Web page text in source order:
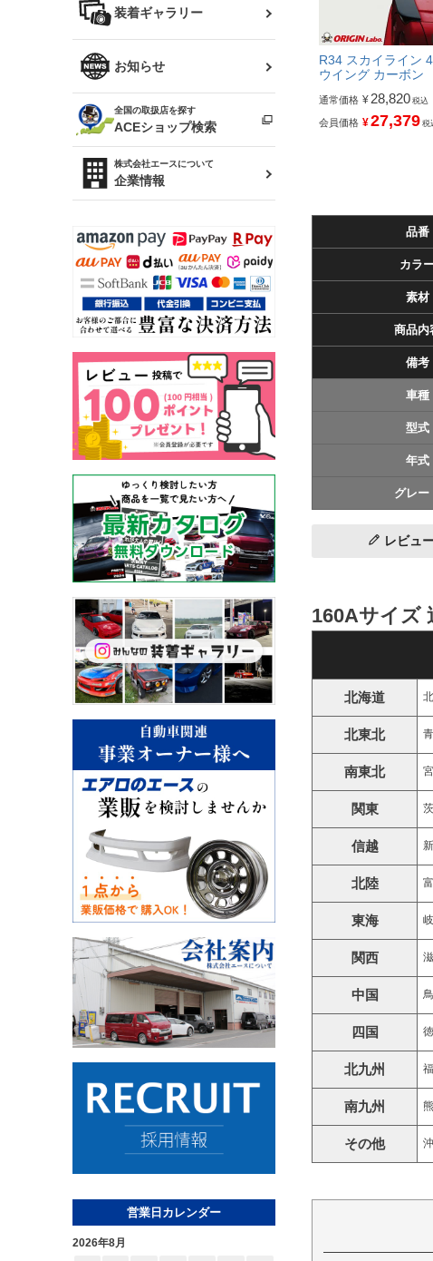
アリスト
ソアラ
アルテッツァ
プロボックス
RAV4
Z32 フェアレディZ
R34 スカイライン
スカイライン
（ER34/R33/ECR33/R32）
キャラバン
ローレル
セフィーロ
バッグ
ファッション小物
雑貨・ステーショナリー
ベビー用品
装着ギャラリー
お知らせ
全国の取扱店を探す
ACEショップ検索
株式会社エースについて
企業情報
営業日カレンダー
2026年8月
R34 スカイライン
ウイング カーボン
通常価格 ¥28,820 税込
会員価格 ¥27,379 税
品番
カラ
素材
商品内
備考
車種
型式
年式
グレー
レビュ
160Aサイズ
北海道
北東北
南東北
関東
信越
北陸
東海
関西
中国
四国
北九州
南九州
その他